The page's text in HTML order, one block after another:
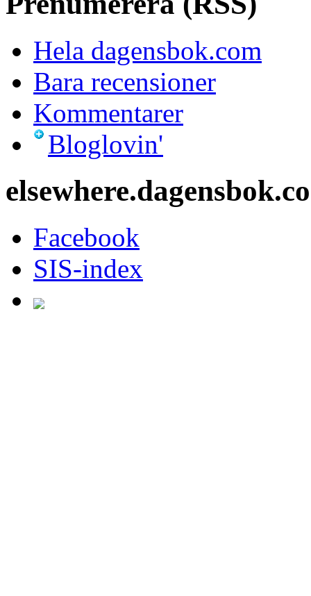
Hela dagensbok.com
Bara recensioner
Kommentarer
Bloglovin'
Facebook
SIS-index